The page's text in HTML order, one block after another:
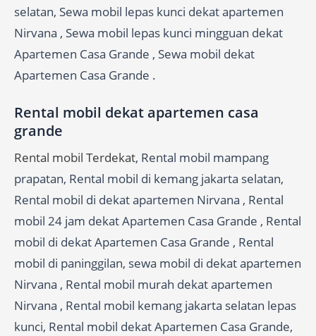
selatan, Sewa mobil lepas kunci dekat apartemen
Nirvana , Sewa mobil lepas kunci mingguan dekat
Apartemen Casa Grande , Sewa mobil dekat
Apartemen Casa Grande .
Rental mobil dekat apartemen casa
grande
Rental mobil Terdekat, Rental mobil mampang
prapatan, Rental mobil di kemang jakarta selatan,
Rental mobil di dekat apartemen Nirvana , Rental
mobil 24 jam dekat Apartemen Casa Grande , Rental
mobil di dekat Apartemen Casa Grande , Rental
mobil di paninggilan, sewa mobil di dekat apartemen
Nirvana , Rental mobil murah dekat apartemen
Nirvana , Rental mobil kemang jakarta selatan lepas
kunci, Rental mobil dekat Apartemen Casa Grande,